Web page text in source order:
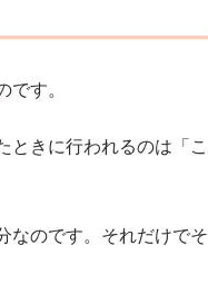
です。
ときに行われるのは「こ
なのです。それだけでそ